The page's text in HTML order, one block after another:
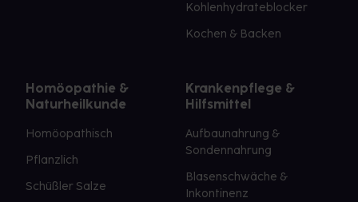
Kohlenhydrateblocker
Kochen & Backen
Homöopathie &
Naturheilkunde
Homöopathisch
Pflanzlich
Schüßler Salze
Krankenpflege &
Hilfsmittel
Aufbaunahrung &
Sondennahrung
Blasenschwäche &
Inkontinenz